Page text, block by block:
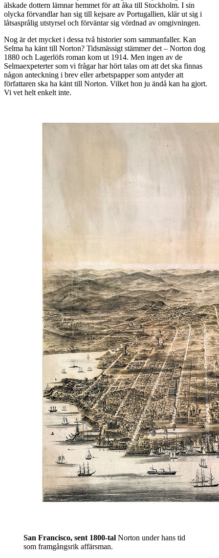
älskade dottern lämnar hemmet för att åka till Stockholm. I sin
olycka förvandlar han sig till kejsare av Portugallien, klär ut sig i
låtsasprålig utstyrsel och förväntar sig vördnad av omgivningen.
Nog är det mycket i dessa två historier som sammanfaller. Kan
Selma ha känt till Norton? Tidsmässigt stämmer det – Norton dog
1880 och Lagerlöfs roman kom ut 1914. Men ingen av de
Selmaexpeterter som vi frågar har hört talas om att det ska finnas
någon anteckning i brev eller arbetspapper som antyder att
författaren ska ha känt till Norton. Vilket hon ju ändå kan ha gjort.
Vi vet helt enkelt inte.
San Francisco, sent 1800-tal Norton under hans tid
som framgångsrik affärsman.